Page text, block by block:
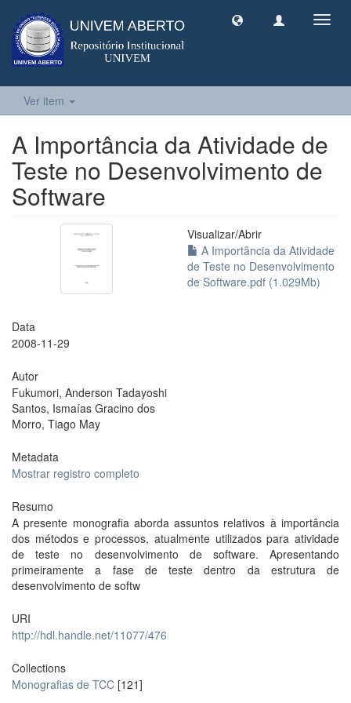
Ver item
A Importância da Atividade de
Teste no Desenvolvimento de
Software
Visualizar/Abrir
A Importância da Atividade
de Teste no Desenvolvimento
de Software.pdf (1.029Mb)
Data
2008-11-29
Autor
Fukumori, Anderson Tadayoshi
Santos, Ismaías Gracino dos
Morro, Tiago May
Metadata
Mostrar registro completo
Resumo
A presente monografia aborda assuntos relativos à importância
dos métodos e processos, atualmente utilizados para atividade
de teste no desenvolvimento de software. Apresentando
primeiramente a fase de teste dentro da estrutura de
desenvolvimento de softw
URI
http://hdl.handle.net/11077/476
Collections
Monografias de TCC [121]